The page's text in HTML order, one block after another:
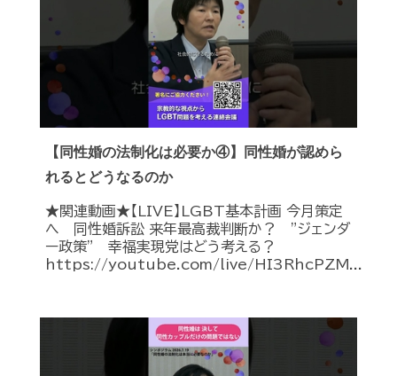
【同性婚の法制化は必要か④】同性婚が認めら
れるとどうなるのか
★関連動画★【LIVE】LGBT基本計画 今月策定
へ 同性婚訴訟 来年最高裁判断か？ ”ジェンダ
ー政策” 幸福実現党はどう考える？
https://youtube.com/live/HI3RhcPZM...